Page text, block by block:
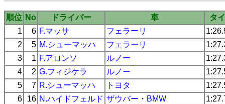
順位 No ドライバー 車
タ
1
6 F.マッサ フェラーリ
2
5 M.シューマッハ フェラーリ
3
1 F.アロンソ ルノー
4
2 G.フィジケラ ルノー
5
7 R.シューマッハ トヨタ
6
16 N.ハイドフェルド ザウバー ・ BMW